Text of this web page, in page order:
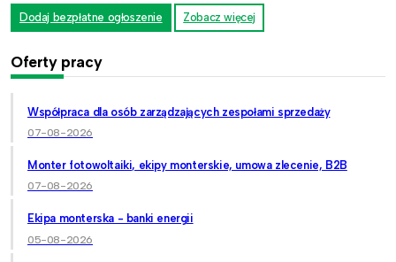
Dodaj bezpłatne ogłoszenie Zobacz więcej
Oferty pracy
Współpraca dla osób zarządzających zespołami sprzedaży
07-08-2026
Monter fotowoltaiki, ekipy monterskie, umowa zlecenie, B2B
07-08-2026
Ekipa monterska - banki energii
05-08-2026